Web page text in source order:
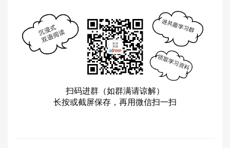
扫码进群（如群满请谅解）
长按或截屏保存，再用微信扫一扫